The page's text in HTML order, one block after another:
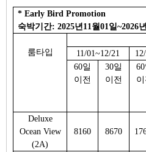
* Early Bird Promotion
숙박기간: 2025년11월01일~2026
룸타입
11/01~12/21
60일
이전
30일
이전
60
이
Deluxe
Ocean View
(2A)
8160 8670